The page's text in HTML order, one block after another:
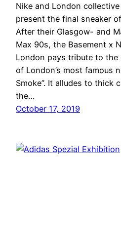
Nike and London
present the final sneaker
After their Glasgow- and
Max 90s, the Basement x
London pays tribute to the
of London’s most famous
Smoke”. It alludes to thick
the…
October 17, 2019